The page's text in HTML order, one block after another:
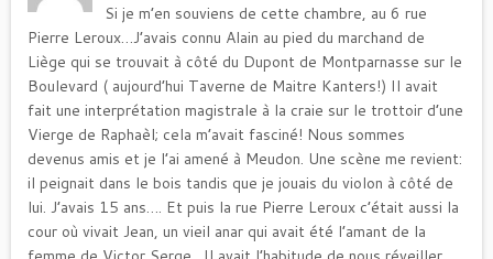
Si je m’en souviens de cette chambre, au 6 rue
Pierre Leroux…J’avais connu Alain au pied du marchand de
Liège qui se trouvait à côté du Dupont de Montparnasse sur le
Boulevard ( aujourd’hui Taverne de Maitre Kanters!) Il avait
fait une interprétation magistrale à la craie sur le trottoir d’une
Vierge de Raphaèl; cela m’avait fasciné! Nous sommes
devenus amis et je l’ai amené à Meudon. Une scène me revient:
il peignait dans le bois tandis que je jouais du violon à côté de
lui. J’avais 15 ans…. Et puis la rue Pierre Leroux c’était aussi la
cour où vivait Jean, un vieil anar qui avait été l’amant de la